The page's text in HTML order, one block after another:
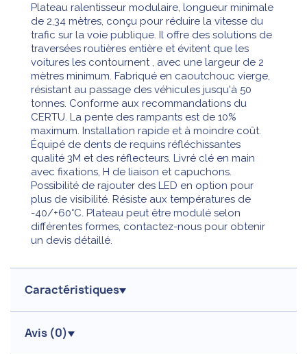
Plateau ralentisseur modulaire, longueur minimale
de 2,34 mètres, conçu pour réduire la vitesse du
trafic sur la voie publique. Il offre des solutions de
traversées routières entière et évitent que les
voitures les contournent , avec une largeur de 2
mètres minimum. Fabriqué en caoutchouc vierge,
résistant au passage des véhicules jusqu'à 50
tonnes. Conforme aux recommandations du
CERTU. La pente des rampants est de 10%
maximum. Installation rapide et à moindre coût.
Équipé de dents de requins réfléchissantes
qualité 3M et des réflecteurs. Livré clé en main
avec fixations, H de liaison et capuchons.
Possibilité de rajouter des LED en option pour
plus de visibilité. Résiste aux températures de
-40/+60°C. Plateau peut être modulé selon
différentes formes, contactez-nous pour obtenir
un devis détaillé.
Caractéristiques
Avis (0)